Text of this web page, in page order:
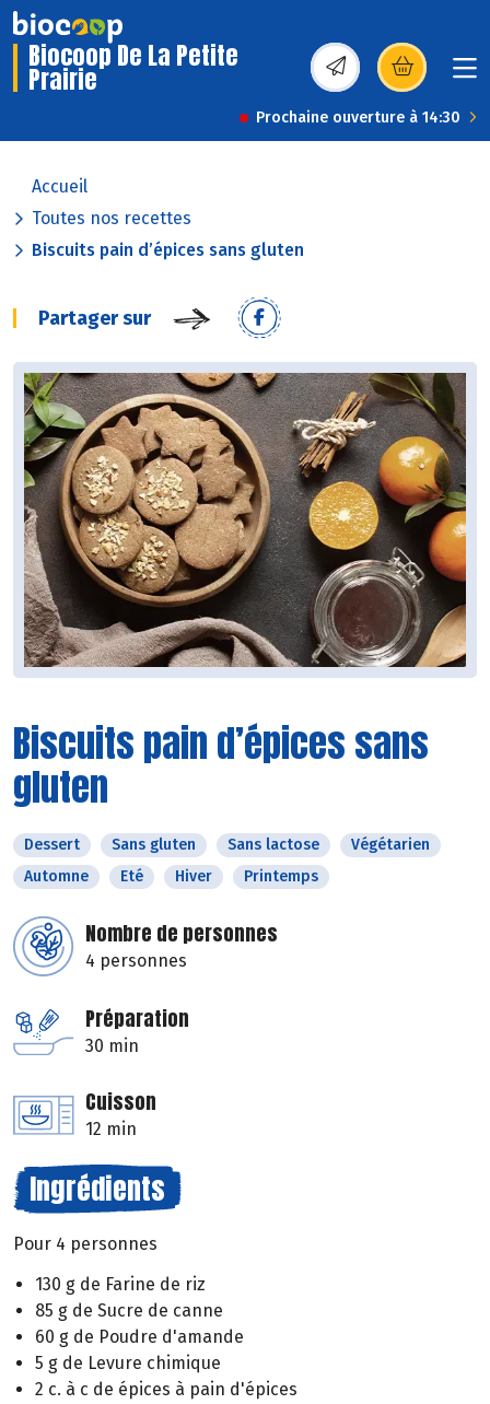
Biocoop De La Petite
Prairie (s’ouvre dans une
Prochaine ouverture à 14:30
Accueil
Toutes nos recettes
Biscuits pain d’épices sans gluten
Partager sur
Biscuits pain d’épices sans
gluten
Dessert Sans gluten Sans lactose
Végétarien
Automne
Eté Hiver Printemps
Nombre de personnes
4 personnes
Préparation
30 min
Cuisson
12 min
Ingrédients
Pour 4 personnes
130 g de Farine de riz
85 g de Sucre de canne
60 g de Poudre d'amande
5 g de Levure chimique
2 c. à c de épices à pain d'épices